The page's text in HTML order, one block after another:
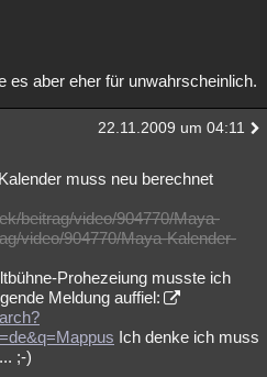
es aber eher für unwahrscheinlich.
22.11.2009 um 04:11
muss neu berechnet
beitrag/video/904770/Maya-
video/904770/Maya-Kalender-
Prohezeiung musste ich
Meldung auffiel:
Ich denke ich muss
;-)